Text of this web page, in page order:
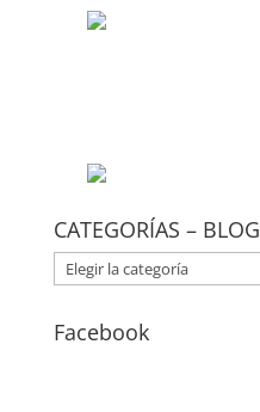
CATEGORÍAS – BLOG
CATEGORÍAS
–
Facebook